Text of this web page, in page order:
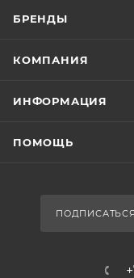
БРЕНДЫ
КОМПАНИЯ
ИНФОРМАЦИЯ
ПОМОЩЬ